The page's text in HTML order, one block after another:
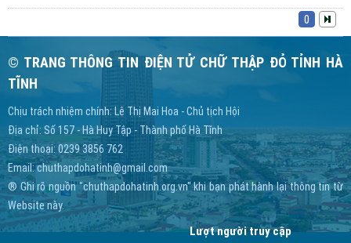
0
© TRANG THÔNG TIN ĐIỆN TỬ CHỮ THẬP ĐỎ TỈNH HÀ
TĨNH
Chịu trách nhiệm chính: Lê Thị Mai Hoa - Chủ tịch Hội
Địa chỉ: Số 157 - Hà Huy Tập - Thành phố Hà Tĩnh
Điện thoại: 0239 3856 762
Email:chuthapdohatinh@gmail.com
® Ghi rõ nguồn "chuthapdohatinh.org.vn" khi bạn phát hành lại thông tin từ
Website này.
Lượt người truy cập